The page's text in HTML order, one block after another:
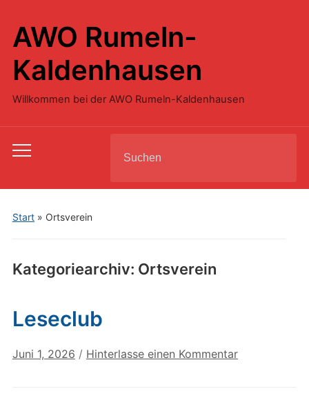
AWO Rumeln-
Kaldenhausen
Willkommen bei der AWO Rumeln-Kaldenhausen
Toggle
menu
for:
Start» Ortsverein
Kategoriearchiv: Ortsverein
Leseclub
Juni 1, 2026 / Hinterlasse einen Kommentar